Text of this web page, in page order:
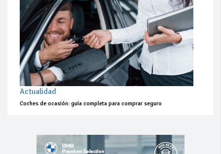
Actualidad
Coches de ocasión: guía completa para comprar seguro